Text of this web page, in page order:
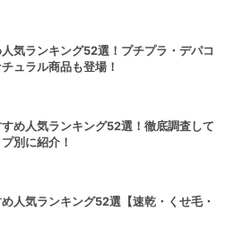
気ランキング52選！プチプラ・デパコ
ュラル商品も登場！
め人気ランキング52選！徹底調査して
別に紹介！
人気ランキング52選【速乾・くせ毛・